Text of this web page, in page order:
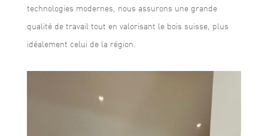
technologies modernes, nous assurons une grande
qualité de travail tout en valorisant le bois suisse, plus
idéalement celui de la région.